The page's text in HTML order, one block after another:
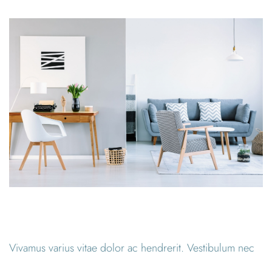
Vivamus varius vitae dolor ac hendrerit. Vestibulum nec